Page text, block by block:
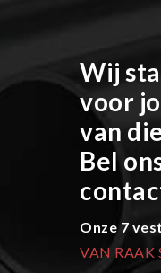
Wij
voor
van
Bel
Onze 7
VAN RAAK